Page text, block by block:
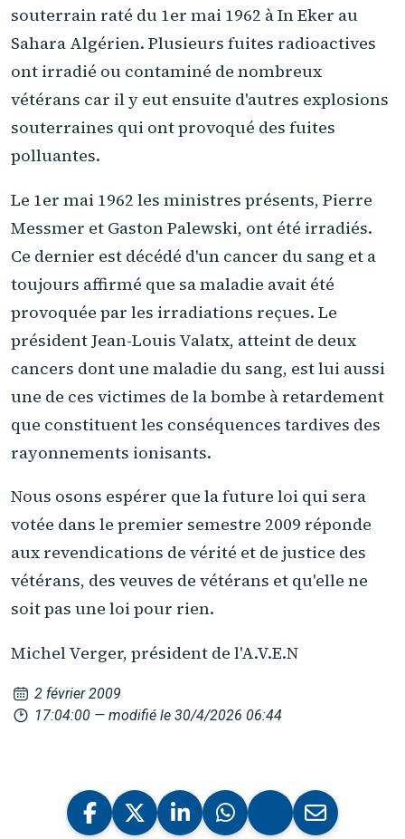
souterrain raté du 1er mai 1962 à In Eker au
Sahara Algérien. Plusieurs fuites radioactives
ont irradié ou contaminé de nombreux
vétérans car il y eut ensuite d'autres explosions
souterraines qui ont provoqué des fuites
polluantes.
Le 1er mai 1962 les ministres présents, Pierre
Messmer et Gaston Palewski, ont été irradiés.
Ce dernier est décédé d'un cancer du sang et a
toujours affirmé que sa maladie avait été
provoquée par les irradiations reçues. Le
président Jean-Louis Valatx, atteint de deux
cancers dont une maladie du sang, est lui aussi
une de ces victimes de la bombe à retardement
que constituent les conséquences tardives des
rayonnements ionisants.
Nous osons espérer que la future loi qui sera
votée dans le premier semestre 2009 réponde
aux revendications de vérité et de justice des
vétérans, des veuves de vétérans et qu'elle ne
soit pas une loi pour rien.
Michel Verger, président de l'A.V.E.N
2 février 2009
17:04:00 — modifié le 30/4/2026 06:44